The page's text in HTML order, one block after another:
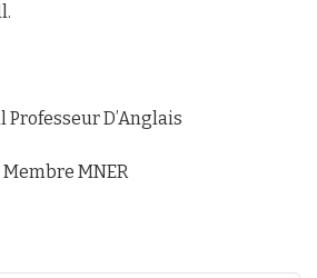
D’Anglais
MNER